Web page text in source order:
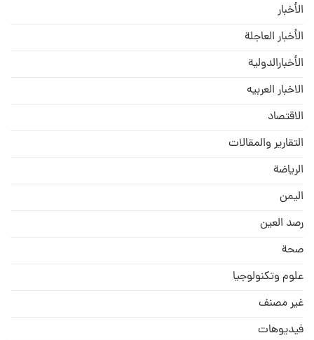
الأخبار
الأخبار العاجلة
الأخبارالدولية
الاخبار العربيه
الاقتصاد
التقارير والمقالات
الریاضة
الیمن
رصد العین
صحة
علوم وتكنولوجيا
غير مصنف
فيديوهات